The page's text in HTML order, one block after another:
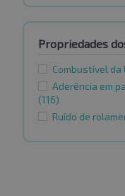
Propriedades
Combustível da
Aderência em
(116)
Ruído de